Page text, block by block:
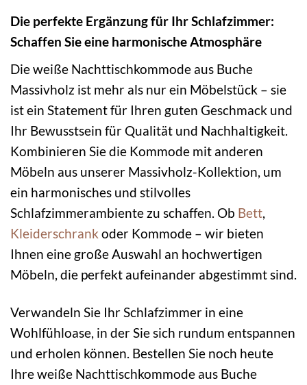
Die perfekte Ergänzung für Ihr Schlafzimmer:
Schaffen Sie eine harmonische Atmosphäre
Die weiße Nachttischkommode aus Buche
Massivholz ist mehr als nur ein Möbelstück – sie
ist ein Statement für Ihren guten Geschmack und
Ihr Bewusstsein für Qualität und Nachhaltigkeit.
Kombinieren Sie die Kommode mit anderen
Möbeln aus unserer Massivholz-Kollektion, um
ein harmonisches und stilvolles
Schlafzimmerambiente zu schaffen. Ob Bett,
Kleiderschrank oder Kommode – wir bieten
Ihnen eine große Auswahl an hochwertigen
Möbeln, die perfekt aufeinander abgestimmt sind.
Verwandeln Sie Ihr Schlafzimmer in eine
Wohlfühloase, in der Sie sich rundum entspannen
und erholen können. Bestellen Sie noch heute
Ihre weiße Nachttischkommode aus Buche